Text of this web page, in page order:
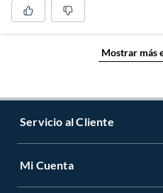
Mostrar más
Servicio al Cliente
Contáctanos
Mi Cuenta